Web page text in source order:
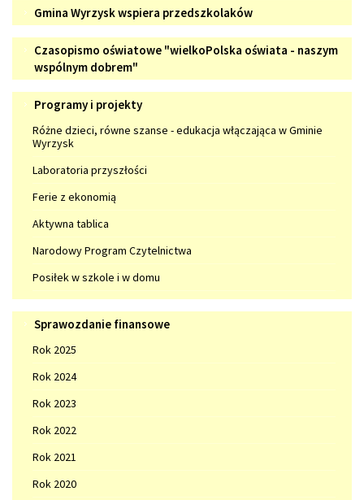
Gmina
Wyrzysk
wspiera
przedszkolaków
Gmina Wyrzysk wspiera przedszkolaków
Czasopismo
oświatowe
"wielkoPolska
oświata
naszym
wspólnym
dobrem"
Czasopismo oświatowe "wielkoPolska oświata - naszym
wspólnym dobrem"
Programy
projekty
Programy i projekty
Różne dzieci, równe szanse - edukacja włączająca w Gminie
Wyrzysk
Laboratoria przyszłości
Ferie z ekonomią
Aktywna tablica
Narodowy Program Czytelnictwa
Posiłek w szkole i w domu
Sprawozdanie
finansowe
Sprawozdanie finansowe
Rok 2025
Rok 2024
Rok 2023
Rok 2022
Rok 2021
Rok 2020